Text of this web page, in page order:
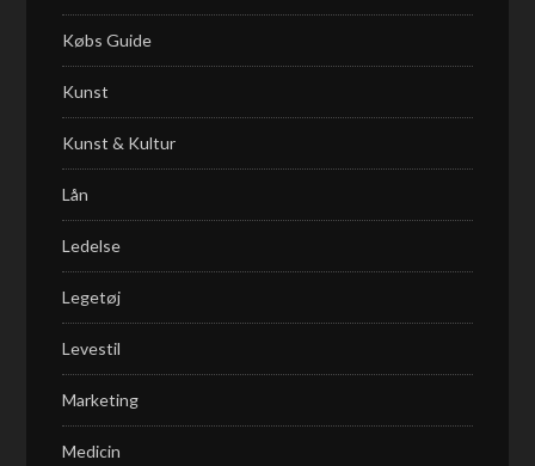
Købs Guide
Kunst
Kunst & Kultur
Lån
Ledelse
Legetøj
Levestil
Marketing
Medicin